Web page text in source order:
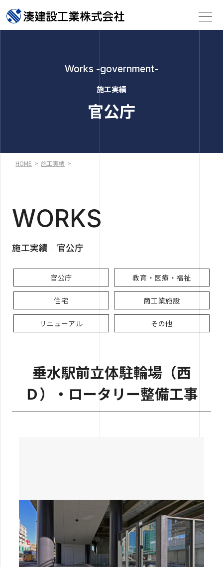
Works -government-
施工実績
官公庁
HOME > 施工実績 >
WORKS
施工実績｜官公庁
官公庁 教育・医療・福祉
住宅 商工業施設
リニューアル その他
垂水駅前立体駐輪場（西
Ｄ）・ロータリー整備工事